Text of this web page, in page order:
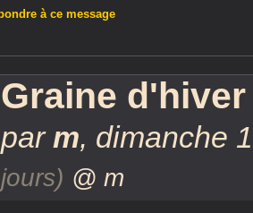
à ce message
Graine d'hiver
par m, dimanche
jours) @ m